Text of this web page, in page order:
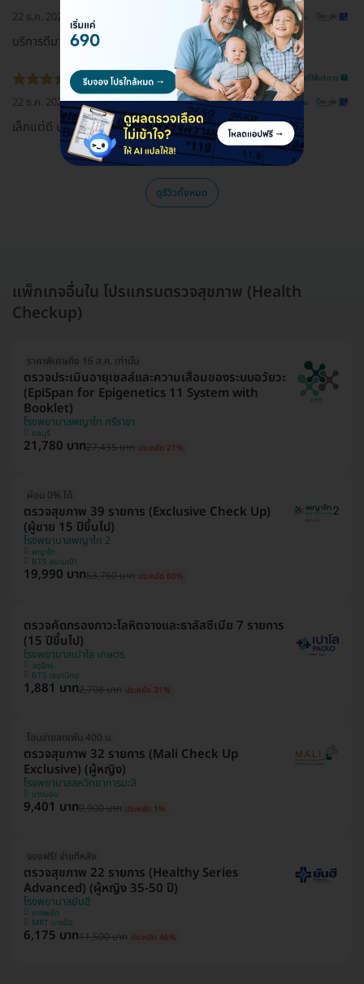
22 ธ.ค. 2022 ดูรีวิวต้นฉบับ
บริการดีมาก คุณหมอเก่งทุกๆด้าน
รีวิวสถานที่ให้บริการ 🏥
22 ธ.ค. 2022 ดูรีวิวต้นฉบับ
เล็กแต่ดี บริการประทับใจ
ดูรีวิวทั้งหมด
แพ็กเกจอื่นใน โปรแกรมตรวจสุขภาพ (Health
Checkup)
ราคาพิเศษถึง 16 ส.ค. เท่านั้น
ตรวจประเมินอายุเซลล์และความเสื่อมของระบบอวัยวะ
(EpiSpan for Epigenetics 11 System with
Booklet)
โรงพยาบาลพญาไท ศรีราชา
ชลบุรี
21,780 บาท27,435 บาท ประหยัด 21%
ผ่อน 0% ได้
ตรวจสุขภาพ 39 รายการ (Exclusive Check Up)
(ผู้ชาย 15 ปีขึ้นไป)
โรงพยาบาลพญาไท 2
พญาไท
BTS สนามเป้า
19,990 บาท53,760 บาท ประหยัด 60%
ตรวจคัดกรองภาวะโลหิตจางและธาลัสซีเมีย 7 รายการ
(15 ปีขึ้นไป)
โรงพยาบาลเปาโล เกษตร
จตุจักร
BTS เสนานิคม
1,881 บาท2,708 บาท ประหยัด 31%
โอนจ่ายลดเพิ่ม 400 บ.
ตรวจสุขภาพ 32 รายการ (Mali Check Up
Exclusive) (ผู้หญิง)
โรงพยาบาลสหวิทยาการมะลิ
บางบอน
9,401 บาท9,900 บาท ประหยัด 1%
จองฟรี! จ่ายทีหลัง
ตรวจสุขภาพ 22 รายการ (Healthy Series
Advanced) (ผู้หญิง 35-50 ปี)
โรงพยาบาลยันฮี
บางพลัด
MRT บางอ้อ
6,175 บาท11,500 บาท ประหยัด 46%